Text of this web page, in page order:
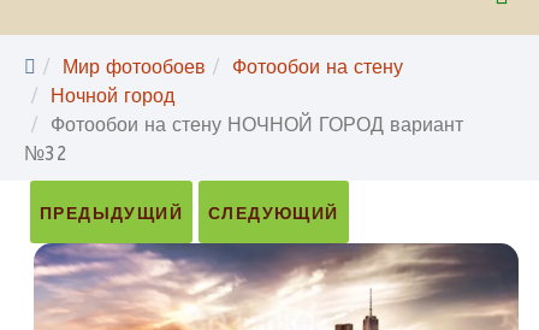
Мир фотообоев
Фотообои на стену
Ночной город
Фотообои на стену НОЧНОЙ ГОРОД вариант
№32
ПРЕДЫДУЩИЙ СЛЕДУЮЩИЙ